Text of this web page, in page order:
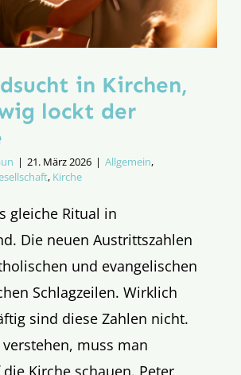
in Kirchen,
lockt der
| 21. März 2026 | Allgemein,
, Kirche
gleiche Ritual in
Die neuen Austrittszahlen
und evangelischen
Schlagzeilen. Wirklich
sind diese Zahlen nicht.
muss man